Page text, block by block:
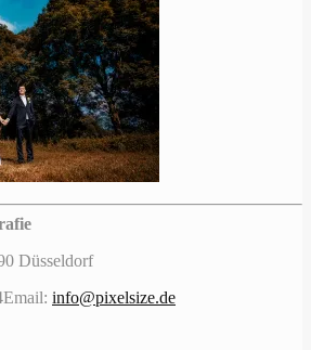
Düsseldorf
Email: info@pixelsize.de